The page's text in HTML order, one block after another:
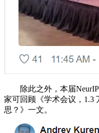
除此之外，本届
家可回顾《学术会议，1.3
思？》一文。